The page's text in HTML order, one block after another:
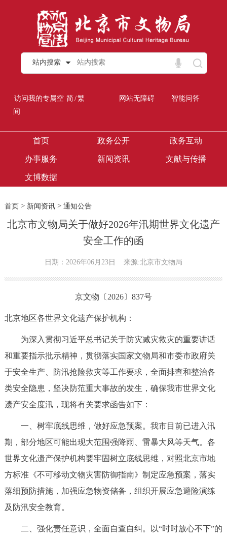
站内搜索
访问我的专属空
间
简/繁 网站无障碍 智能问答
首页 政务公开 政务互动
办事服务 新闻资讯 文献与传播
文博数据
首页> 新闻资讯> 通知公告
北京市文物局关于做好2026年汛期世界文化遗产
安全工作的函
日期：2026年06月23日 来源:北京市文物局
京文物〔2026〕837号
北京地区各世界文化遗产保护机构：
为深入贯彻习近平总书记关于防灾减灾救灾的重要讲话
和重要指示批示精神，贯彻落实国家文物局和市委市政府关
于安全生产、防汛抢险救灾等工作要求，全面排查和整治各
类安全隐患，坚决防范重大事故的发生，确保我市世界文化
遗产安全度汛，现将有关要求函告如下：
一、树牢底线思维，做好应急预案。我市目前已进入汛
期，部分地区可能出现大范围强降雨、雷暴大风等天气。各
世界文化遗产保护机构要牢固树立底线思维，对照北京市地
方标准《不可移动文物灾害防御指南》制定应急预案，落实
落细预防措施，加强应急物资储备，组织开展应急避险演练
及防汛安全教育。
二、强化责任意识，全面自查自纠。以“时时放心不下”的